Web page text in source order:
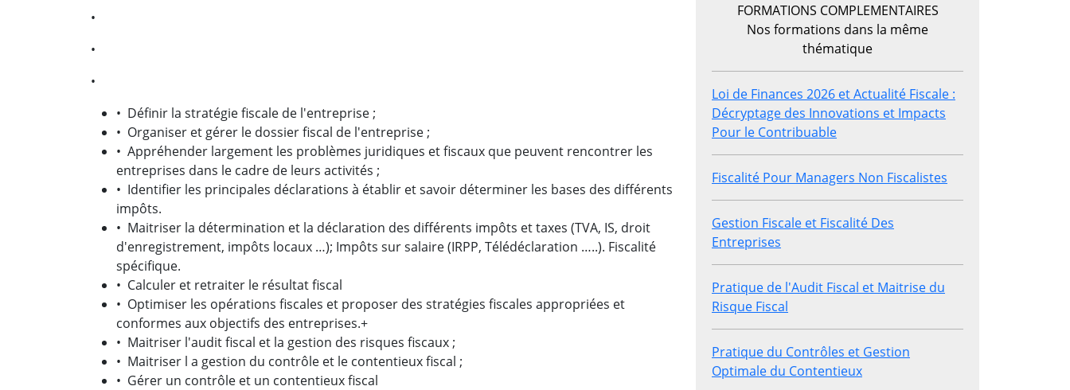
•
•
•
• Définir la stratégie fiscale de l'entreprise ;
• Organiser et gérer le dossier fiscal de l'entreprise ;
• Appréhender largement les problèmes juridiques et fiscaux que peuvent rencontrer les
entreprises dans le cadre de leurs activités ;
• Identifier les principales déclarations à établir et savoir déterminer les bases des différents
impôts.
• Maitriser la détermination et la déclaration des différents impôts et taxes (TVA, IS, droit
d'enregistrement, impôts locaux …); Impôts sur salaire (IRPP, Télédéclaration …..). Fiscalité
spécifique.
• Calculer et retraiter le résultat fiscal
• Optimiser les opérations fiscales et proposer des stratégies fiscales appropriées et
conformes aux objectifs des entreprises.+
• Maitriser l'audit fiscal et la gestion des risques fiscaux ;
• Maitriser l a gestion du contrôle et le contentieux fiscal ;
• Gérer un contrôle et un contentieux fiscal
FORMATIONS COMPLEMENTAIRES
Nos formations dans la même
thématique
Loi de Finances 2026 et Actualité Fiscale :
Décryptage des Innovations et Impacts
Pour le Contribuable
Fiscalité Pour Managers Non Fiscalistes
Gestion Fiscale et Fiscalité Des
Entreprises
Pratique de l'Audit Fiscal et Maitrise du
Risque Fiscal
Pratique du Contrôles et Gestion
Optimale du Contentieux